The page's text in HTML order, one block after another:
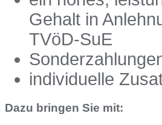
Gehalt in
TVöD-SuE
individuelle
Dazu bringen Sie mit: